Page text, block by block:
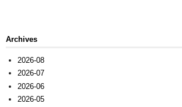
Archives
2026-08
2026-07
2026-06
2026-05